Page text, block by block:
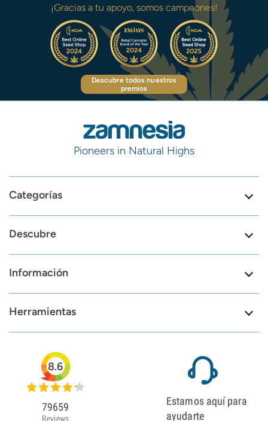
¡Gracias a tu apoyo, somos campeones!
Descubre todos nuestros
premios
Pioneers in Natural Highs
Categorías
Descubre
Información
Herramientas
8.6
79659
Reviews
Estamos aquí para
ayudarte